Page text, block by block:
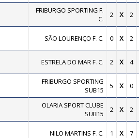
FRIBURGO SPORTING F.
C.
2 X 2
SÃO LOURENÇO F. C. 0 X 2
ESTRELA DO MAR F. C. 2 X 4
FRIBURGO SPORTING
SUB15
5 X 0
OLARIA SPORT CLUBE
SUB15
2 X 2
NILO MARTINS F. C. 1 X 7